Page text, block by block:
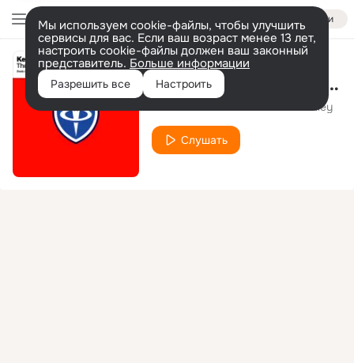
Войти
Мы используем cookie-файлы, чтобы улучшить
сервисы для вас. Если ваш возраст менее 13 лет,
настроить cookie-файлы должен ваш законный
представитель. Больше информации
Разрешить все Настроить Ghost In The Machine (Original Mix)
Kenneth Thomas feat. Colleen Riley
Слушать